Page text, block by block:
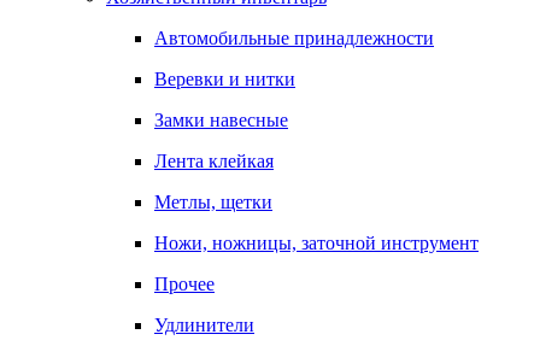
Автомобильные принадлежности
Веревки и нитки
Замки навесные
Лента клейкая
Метлы, щетки
Ножи, ножницы, заточной инструмент
Прочее
Удлинители